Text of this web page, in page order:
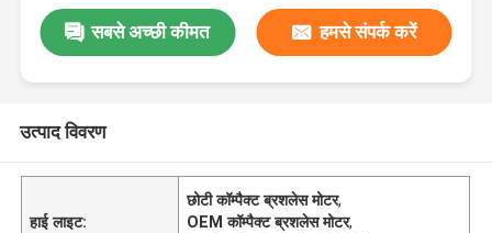
सबसे अच्छी कीमत हमसे संपर्क करें
उत्पाद विवरण
हाई लाइट:
छोटी कॉम्पैक्ट ब्रशलेस मोटर,
OEM कॉम्पैक्ट ब्रशलेस मोटर,